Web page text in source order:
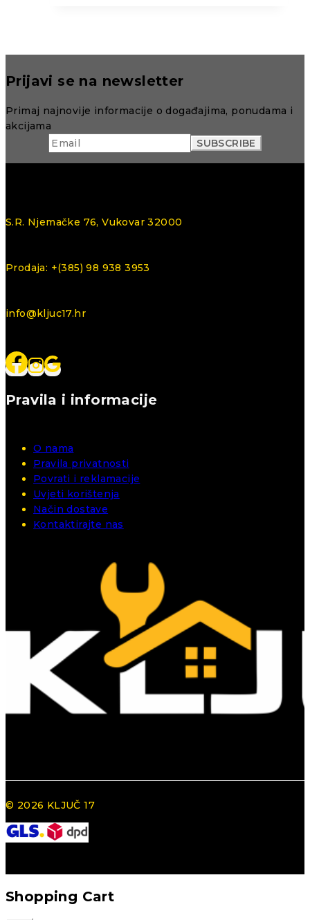
Prijavi se na newsletter
Primaj najnovije informacije o događajima, ponudama i
akcijama
S.R. Njemačke 76, Vukovar 32000
Prodaja: +(385) 98 938 3953
info@kljuc17.hr
Pravila i informacije
O nama
Pravila privatnosti
Povrati i reklamacije
Uvjeti korištenja
Način dostave
Kontaktirajte nas
© 2026 KLJUČ 17
Shopping Cart